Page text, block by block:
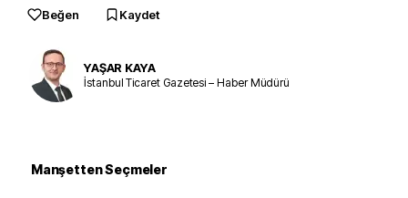
Beğen Kaydet
YAŞAR KAYA
İstanbul Ticaret Gazetesi – Haber Müdürü
Manşetten Seçmeler